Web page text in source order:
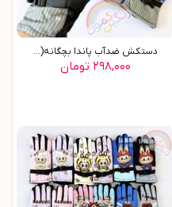
دستکش ضدآب پاندا بچگانه(9576)
۲۹۸,۰۰۰ تومان